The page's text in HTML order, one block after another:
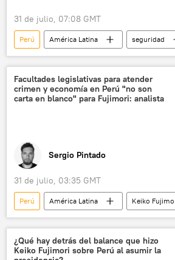
31 de julio, 07:08 GMT
Perú América Latina
seguridad
Keiko Fujimori
política
Facultades legislativas para atender
crimen y economía en Perú "no son
carta en blanco" para Fujimori: analista
Sergio Pintado
31 de julio, 03:35 GMT
Perú América Latina
Keiko
Fuerza Popular
política
💬 Opinión y Análisis
¿Qué hay detrás del balance que hizo
Keiko Fujimori sobre Perú al asumir la